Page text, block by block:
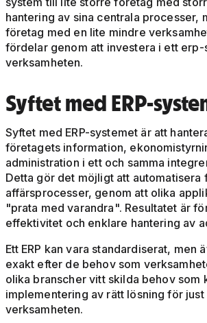
hantering av sina centrala processer,
företag med en lite mindre
fördelar genom att investera i ett
verksamheten.
Syftet med ERP-
Syftet med ERP-systemet är att
företagets information,
administration i ett och samma
Detta gör det möjligt att automatisera
affärsprocesser, genom att olika
"prata med varandra". Resultatet är
effektivitet och enklare hantering av
Ett ERP kan vara standardiserat, men
exakt efter de behov som
olika branscher vitt skilda behov som
implementering av rätt lösning för just
verksamheten.